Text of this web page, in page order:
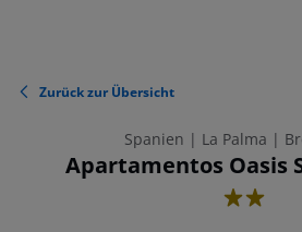
Zurück zur Übersicht
Spanien | La Palma |
Apartamentos Oasis
2